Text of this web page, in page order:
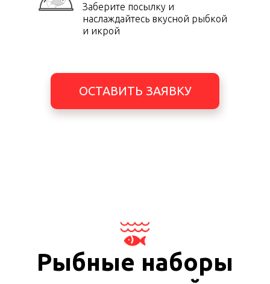
Заберите посылку и
наслаждайтесь вкусной рыбкой
и икрой
ОСТАВИТЬ ЗАЯВКУ
Рыбные наборы